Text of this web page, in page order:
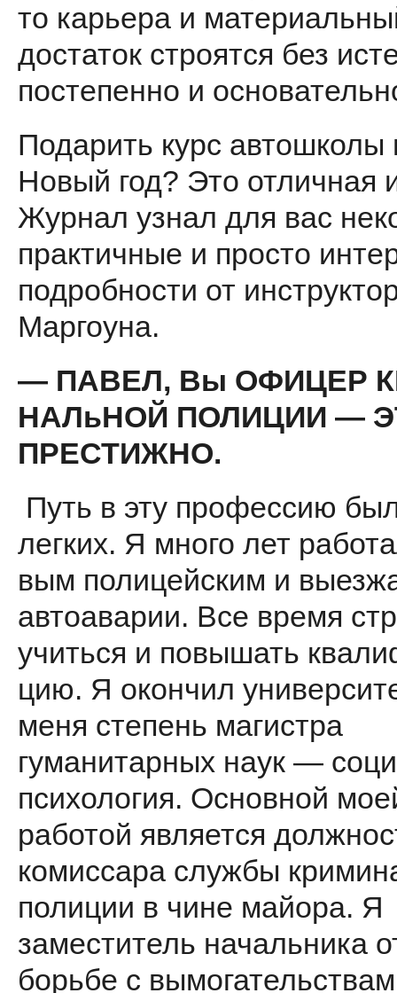
то карьера и
достаток строятся без
постепенно и
Подарить курс автошколы
Новый год? Это отличная
Журнал узнал для вас
практичные и просто
подробности от
Маргоуна.
— ПАВЕЛ, Вы ОФИЦЕР
НАЛьНОЙ ПОЛИЦИИ —
ПРЕСТИЖНО.
Путь в эту профессию
легких. Я много лет
вым полицейским и
автоаварии. Все время
учиться и повышать
цию. Я окончил
меня степень магистра
гуманитарных наук —
психология. Основной
работой является
комиссара службы
полиции в чине майора. Я
заместитель начальника
борьбе с